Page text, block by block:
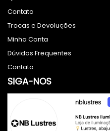
Contato
Trocas e Devoluções
Minha Conta
Dúvidas Frequentes
Contato
SIGA-NOS